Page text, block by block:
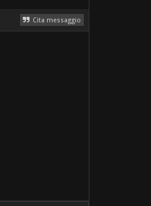
Cita messaggio